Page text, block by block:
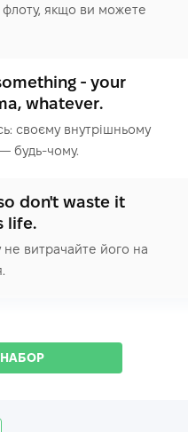
якщо ви можете
- your
whatever.
своєму внутрішньому
будь-чому.
don't waste it
life.
витрачайте його на